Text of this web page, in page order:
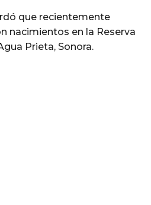
que recientemente
nacimientos en la Reserva
Prieta, Sonora.